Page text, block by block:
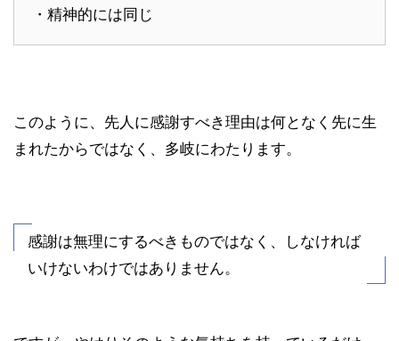
・精神的には同じ
このように、先人に感謝すべき理由は何となく先に生
まれたからではなく、多岐にわたります。
感謝は無理にするべきものではなく、しなければ
いけないわけではありません。